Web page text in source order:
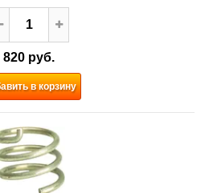
820 руб.
в корзину